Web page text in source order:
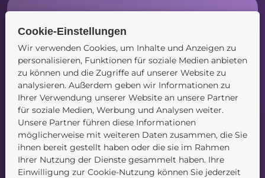
Startseite
Kontakt
Service
Cookie-Einstellungen
Wir verwenden Cookies, um Inhalte und Anzeigen zu
personalisieren, Funktionen für soziale Medien anbieten
zu können und die Zugriffe auf unserer Website zu
analysieren. Außerdem geben wir Informationen zu
Ihrer Verwendung unserer Website an unsere Partner
für soziale Medien, Werbung und Analysen weiter.
Unsere Partner führen diese Informationen
möglicherweise mit weiteren Daten zusammen, die Sie
ihnen bereit gestellt haben oder die sie im Rahmen
Ihrer Nutzung der Dienste gesammelt haben. Ihre
Einwilligung zur Cookie-Nutzung können Sie jederzeit